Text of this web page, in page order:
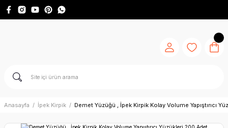
Anasayfa İpek Kirpik Demet Yüzüğü , İpek Kirpik Kolay Volume Yapıştırıcı